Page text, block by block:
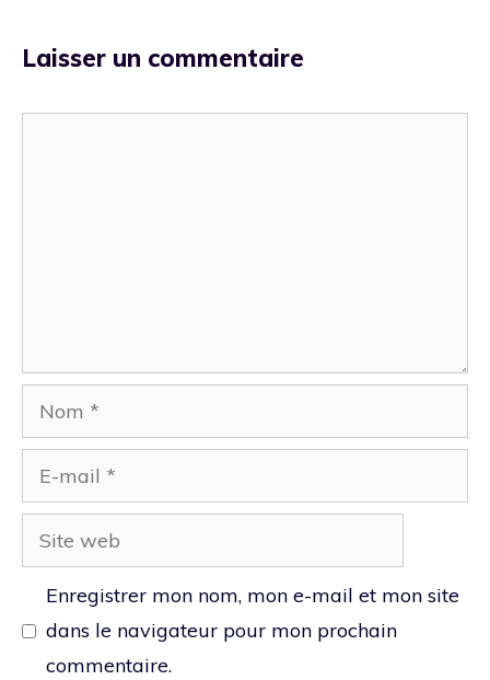
Laisser un commentaire
Nom
mail
Site
web
Enregistrer mon nom, mon e-mail et mon site
dans le navigateur pour mon prochain
commentaire.